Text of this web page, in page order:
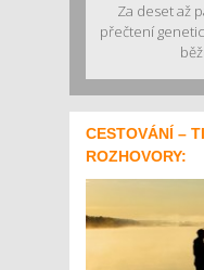
Za deset až
přečtení
CESTOVÁNÍ –
ROZHOVORY: